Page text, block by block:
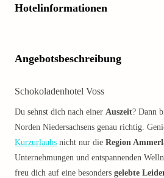
Hotelinformationen
Angebotsbeschreibung
Schokoladenhotel Voss
Du sehnst dich nach einer Auszeit? Dann
Norden Niedersachsens genau richtig.
Kurzurlaubs nicht nur die Region
Unternehmungen und entspannenden
freu dich auf eine besonders gelebte